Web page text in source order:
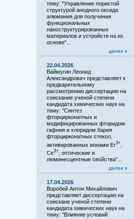
тему: "Управление пористой
структурой анодного оксида
алюминия для получения
функциональных
наноструктурированных
материалов и устройств на их
основе"...
далее
22.04.2026
Ваймугин Леонид
Александрович представляет к
предварительному
рассмотрению диссертацию на
соискание ученой степени
кандидата химических наук на
тему: "Синтез
фторцирконатных и
модифицированных фторидом
гафния и хлоридом бария
фторцирконатных стекол,
активированных ионами Er3+
Ce3+; оптические и
люминесцентные свойства"...
далее
17.04.2026
Воробей Антон Михайлович
представляет диссертацию на
соискане ученой степени
кандидата химических наук на
тему: "Влияние условий